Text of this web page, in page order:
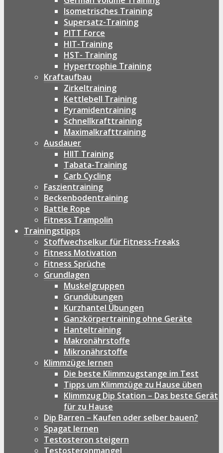
Isometrisches Training
Supersatz-Training
PITT Force
HIT-Training
HST- Training
Hypertrophie Training
Kraftaufbau
Zirkeltraining
Kettlebell Training
Pyramidentraining
Schnellkrafttraining
Maximalkrafttraining
Ausdauer
HIIT Training
Tabata-Training
Carb Cycling
Faszientraining
Beckenbodentraining
Battle Rope
Fitness Trampolin
Trainingstipps
Stoffwechselkur für Fitness-Freaks
Fitness Motivation
Fitness Sprüche
Grundlagen
Muskelgruppen
Grundübungen
Kurzhantel Übungen
Ganzkörpertraining ohne Geräte
Hanteltraining
Makronährstoffe
Mikronährstoffe
Klimmzüge lernen
Die beste Klimmzugstange im Test
Tipps um Klimmzüge zu Hause üben
Klimmzug Dip Station – Das beste Gerät
für zu Hause
Dip Barren – Kaufen oder selber bauen?
Spagat lernen
Testosteron steigern
Testosteronmangel